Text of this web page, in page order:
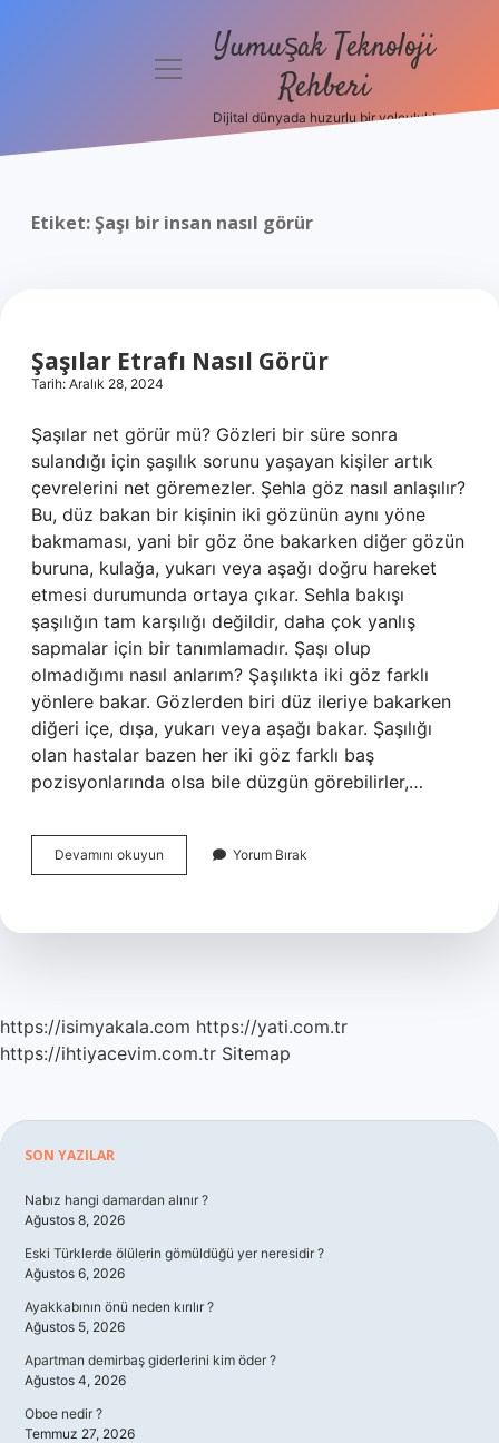
Politikası
menüyüYumuşak Teknoloji
Rehberi
Dijital dünyada huzurlu bir yolculuk!
Etiket:Şaşı bir insan nasıl görür
Şaşılar Etrafı Nasıl Görür
Tarih: Aralık 28, 2024
Şaşılar net görür mü? Gözleri bir süre sonra
sulandığı için şaşılık sorunu yaşayan kişiler artık
çevrelerini net göremezler. Şehla göz nasıl anlaşılır?
Bu, düz bakan bir kişinin iki gözünün aynı yöne
bakmaması, yani bir göz öne bakarken diğer gözün
buruna, kulağa, yukarı veya aşağı doğru hareket
etmesi durumunda ortaya çıkar. Sehla bakışı
şaşılığın tam karşılığı değildir, daha çok yanlış
sapmalar için bir tanımlamadır. Şaşı olup
olmadığımı nasıl anlarım? Şaşılıkta iki göz farklı
yönlere bakar. Gözlerden biri düz ileriye bakarken
diğeri içe, dışa, yukarı veya aşağı bakar. Şaşılığı
olan hastalar bazen her iki göz farklı baş
pozisyonlarında olsa bile düzgün görebilirler,…
Devamını okuyun
Etrafı
Yorum Bırak
https://isimyakala.com https://yati.com.tr
https://ihtiyacevim.com.tr Sitemap
Sidebar
SON YAZILAR
Nabız hangi damardan alınır ?
Ağustos 8, 2026
Eski Türklerde ölülerin gömüldüğü yer neresidir ?
Ağustos 6, 2026
Ayakkabının önü neden kırılır ?
Ağustos 5, 2026
Apartman demirbaş giderlerini kim öder ?
Ağustos 4, 2026
Oboe nedir ?
Temmuz 27, 2026